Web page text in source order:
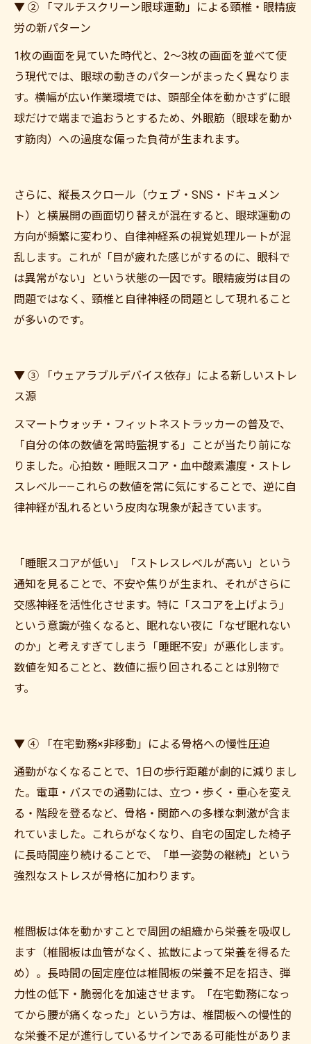
▼ ② 「マルチスクリーン眼球運動」による頸椎・眼精疲
労の新パターン
1枚の画面を見ていた時代と、2〜3枚の画面を並べて使
う現代では、眼球の動きのパターンがまったく異なりま
す。横幅が広い作業環境では、頭部全体を動かさずに眼
球だけで端まで追おうとするため、外眼筋（眼球を動か
す筋肉）への過度な偏った負荷が生まれます。
さらに、縦長スクロール（ウェブ・SNS・ドキュメン
ト）と横展開の画面切り替えが混在すると、眼球運動の
方向が頻繁に変わり、自律神経系の視覚処理ルートが混
乱します。これが「目が疲れた感じがするのに、眼科で
は異常がない」という状態の一因です。眼精疲労は目の
問題ではなく、頸椎と自律神経の問題として現れること
が多いのです。
▼ ③ 「ウェアラブルデバイス依存」による新しいストレ
ス源
スマートウォッチ・フィットネストラッカーの普及で、
「自分の体の数値を常時監視する」ことが当たり前にな
りました。心拍数・睡眠スコア・血中酸素濃度・ストレ
スレベル——これらの数値を常に気にすることで、逆に自
律神経が乱れるという皮肉な現象が起きています。
「睡眠スコアが低い」「ストレスレベルが高い」という
通知を見ることで、不安や焦りが生まれ、それがさらに
交感神経を活性化させます。特に「スコアを上げよう」
という意識が強くなると、眠れない夜に「なぜ眠れない
のか」と考えすぎてしまう「睡眠不安」が悪化します。
数値を知ることと、数値に振り回されることは別物で
す。
▼ ④ 「在宅勤務×非移動」による骨格への慢性圧迫
通勤がなくなることで、1日の歩行距離が劇的に減りまし
た。電車・バスでの通勤には、立つ・歩く・重心を変え
る・階段を登るなど、骨格・関節への多様な刺激が含ま
れていました。これらがなくなり、自宅の固定した椅子
に長時間座り続けることで、「単一姿勢の継続」という
強烈なストレスが骨格に加わります。
椎間板は体を動かすことで周囲の組織から栄養を吸収し
ます（椎間板は血管がなく、拡散によって栄養を得るた
め）。長時間の固定座位は椎間板の栄養不足を招き、弾
力性の低下・脆弱化を加速させます。「在宅勤務になっ
てから腰が痛くなった」という方は、椎間板への慢性的
な栄養不足が進行しているサインである可能性がありま